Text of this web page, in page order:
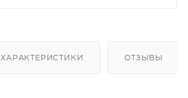
ХАРАКТЕРИСТИКИ ОТЗЫВЫ